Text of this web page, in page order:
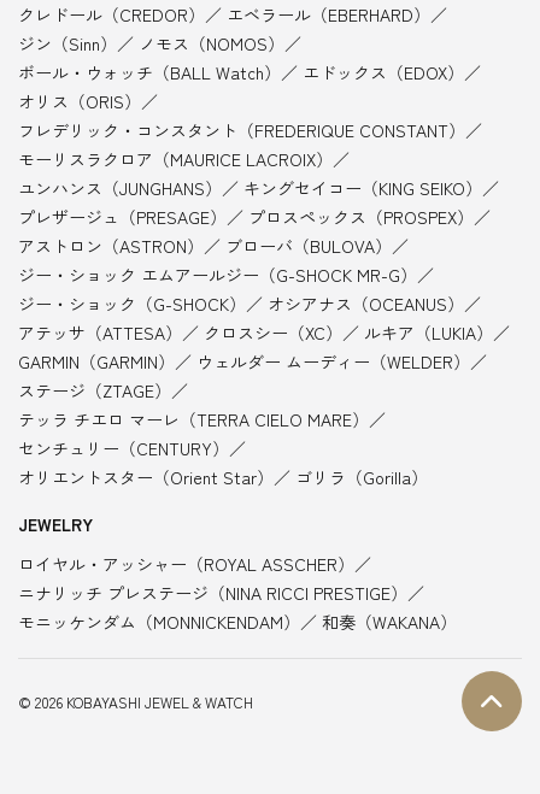
クレドール（CREDOR）
エベラール（EBERHARD）
ジン（Sinn）
ノモス（NOMOS）
ボール・ウォッチ（BALL Watch）
エドックス（EDOX）
オリス（ORIS）
フレデリック・コンスタント（FREDERIQUE CONSTANT）
モーリスラクロア（MAURICE LACROIX）
ユンハンス（JUNGHANS）
キングセイコー（KING SEIKO）
プレザージュ（PRESAGE）
プロスペックス（PROSPEX）
アストロン（ASTRON）
ブローバ（BULOVA）
ジー・ショック エムアールジー（G-SHOCK MR-G）
ジー・ショック（G-SHOCK）
オシアナス（OCEANUS）
アテッサ（ATTESA）
クロスシー（XC）
ルキア（LUKIA）
GARMIN（GARMIN）
ウェルダー ムーディー（WELDER）
ステージ（ZTAGE）
テッラ チエロ マーレ（TERRA CIELO MARE）
センチュリー（CENTURY）
オリエントスター（Orient Star）
ゴリラ（Gorilla）
JEWELRY
ロイヤル・アッシャー（ROYAL ASSCHER）
ニナリッチ プレステージ（NINA RICCI PRESTIGE）
モニッケンダム（MONNICKENDAM）
和奏（WAKANA）
© 2026 KOBAYASHI JEWEL & WATCH